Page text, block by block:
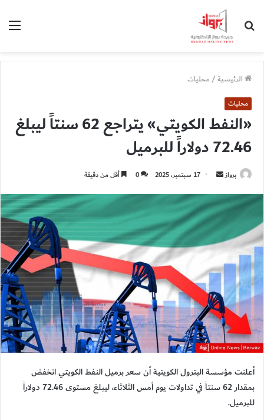
الرئيسية/محليات
محليات
«النفط الكويتي» يتراجع 62 سنتاً ليبلغ
72.46 دولاراً للبرميل
برواز
أرسل
إلكترونيا
17 سبتمبر، 2025 0 أقل من دقيقة
أعلنت مؤسسة البترول الكويتية أن سعر برميل النفط الكويتي انخفض
بمقدار 62 سنتاً في تداولات يوم أمس الثلاثاء، ليبلغ مستوى 72.46 دولاراً
للبرميل.